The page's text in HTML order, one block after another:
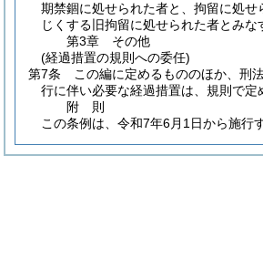
期禁錮に処せられた者と、拘留に処せ
じくする旧拘留に処せられた者とみな
第3章
その他
(経過措置の規則への委任)
第7条
この編に定めるもののほか、刑
行に伴い必要な経過措置は、規則で定
附 則
この条例は、令和7年6月1日から施行す